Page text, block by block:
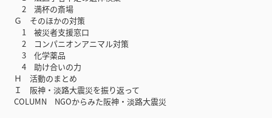
2 満杯の斎場
Ｇ そのほかの対策
1 被災者支援窓口
2 コンパニオンアニマル対策
3 化学薬品
4 助け合いの力
Ｈ 活動のまとめ
Ｉ 阪神・淡路大震災を振り返って
COLUMN NGOからみた阪神・淡路大震災